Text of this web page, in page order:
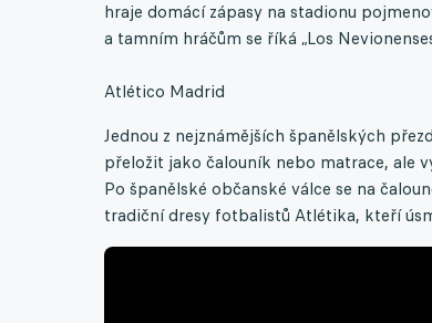
hraje domácí zápasy na stadionu
a tamním hráčům se říká „Los
Atlético Madrid
Jednou z nejznámějších španělských
přeložit jako čalouník nebo matrace, ale
Po španělské občanské válce se na
tradiční dresy fotbalistů Atlétika, kteří